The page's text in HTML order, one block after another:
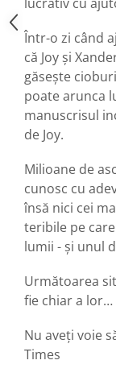
Într-o zi când
că Joy și
găsește
poate arunca
manuscrisul
de Joy.
Milioane de
cunosc cu
însă nici cei
teribile pe
lumii - și unul
Următoarea
fie chiar a lor…
Nu aveți voie
Times